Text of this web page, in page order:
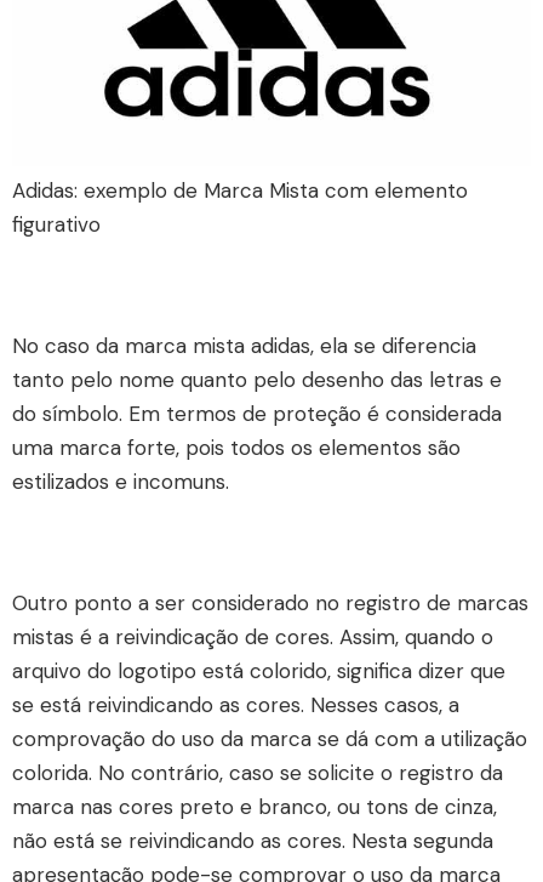
Adidas: exemplo de Marca Mista com elemento
figurativo
No caso da marca mista adidas, ela se diferencia
tanto pelo nome quanto pelo desenho das letras e
do símbolo. Em termos de proteção é considerada
uma marca forte, pois todos os elementos são
estilizados e incomuns.
Outro ponto a ser considerado no registro de marcas
mistas é a reivindicação de cores. Assim, quando o
arquivo do logotipo está colorido, significa dizer que
se está reivindicando as cores. Nesses casos, a
comprovação do uso da marca se dá com a utilização
colorida. No contrário, caso se solicite o registro da
marca nas cores preto e branco, ou tons de cinza,
não está se reivindicando as cores. Nesta segunda
apresentação pode-se comprovar o uso da marca